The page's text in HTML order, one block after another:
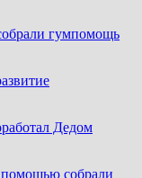
гумпомощь
Дедом
помощью собрали